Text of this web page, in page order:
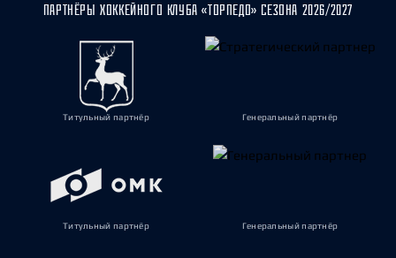
ПАРТНЁРЫ ХОККЕЙНОГО КЛУБА «ТОРПЕДО» СЕЗОНА 2026/2027
Титульный партнёр Генеральный партнёр
Титульный партнёр Генеральный партнёр